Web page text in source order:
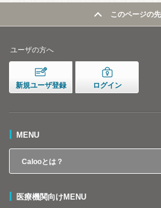
このページの
ユーザの方へ
新規ユーザ登録 ログイン
MENU
Calooとは？
医療機関向けMENU